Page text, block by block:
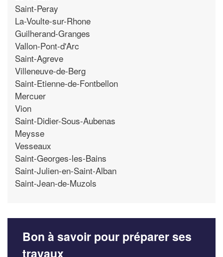
Saint-Peray
La-Voulte-sur-Rhone
Guilherand-Granges
Vallon-Pont-d'Arc
Saint-Agreve
Villeneuve-de-Berg
Saint-Etienne-de-Fontbellon
Mercuer
Vion
Saint-Didier-Sous-Aubenas
Meysse
Vesseaux
Saint-Georges-les-Bains
Saint-Julien-en-Saint-Alban
Saint-Jean-de-Muzols
Bon à savoir pour préparer ses
travaux